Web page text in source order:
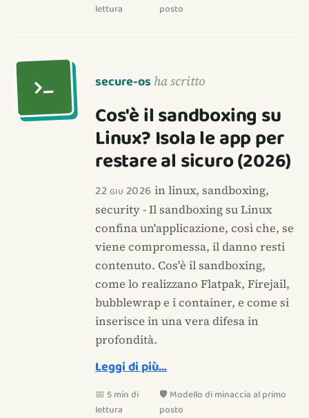
lettura
posto
secure-os ha scritto
Cos'è il sandboxing su
Linux? Isola le app per
restare al sicuro (2026)
22 giu 2026 in linux, sandboxing,
security - Il sandboxing su Linux
confina un'applicazione, così che, se
viene compromessa, il danno resti
contenuto. Cos'è il sandboxing,
come lo realizzano Flatpak, Firejail,
bubblewrap e i container, e come si
inserisce in una vera difesa in
profondità.
Leggi di più…
📅 5 min di
lettura
🛡️ Modello di minaccia al primo
posto